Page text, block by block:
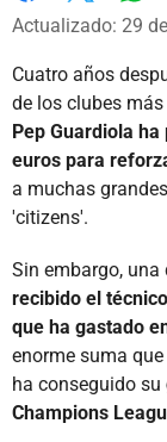
Facebook
X
Actualizado: 29
Cuatro años
de los clubes
Pep Guardiola
euros para
a muchas
'citizens'.
Sin embargo, una
recibido el
que ha gastado
enorme suma
ha conseguido su
Champions